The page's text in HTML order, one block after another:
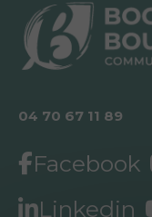
04 70 67 11 89
Facebook
Linkedin